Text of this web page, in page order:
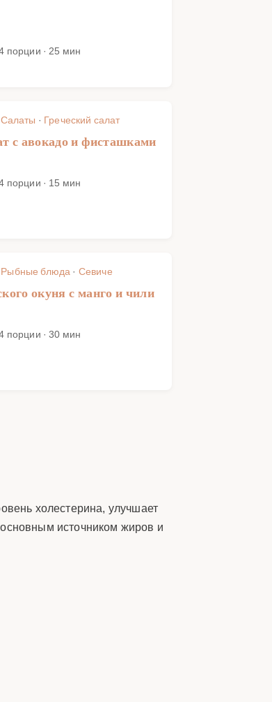
порции · 25 мин
Салаты · Греческий салат
с авокадо и фисташками
порции · 15 мин
Рыбные блюда · Севиче
окуня с манго и чили
порции · 30 мин
холестерина, улучшает
источником жиров и